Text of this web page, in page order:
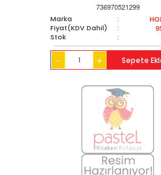
736970521299
Marka
:
Fiyat(KDV Dahil) :
Stok :
- + Sepete